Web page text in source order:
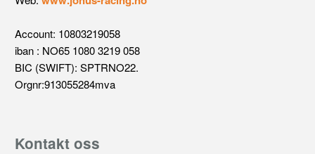
Account: 10803219058
iban : NO65 1080 3219 058
BIC (SWIFT): SPTRNO22.
Orgnr:913055284mva
Kontakt oss